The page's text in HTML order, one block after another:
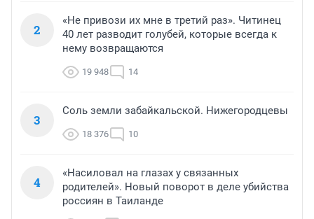
2
«Не привози их мне в третий раз». Читинец
40 лет разводит голубей, которые всегда к
нему возвращаются
19 948 14
3
Соль земли забайкальской. Нижегородцевы
18 376 10
4
«Насиловал на глазах у связанных
родителей». Новый поворот в деле убийства
россиян в Таиланде